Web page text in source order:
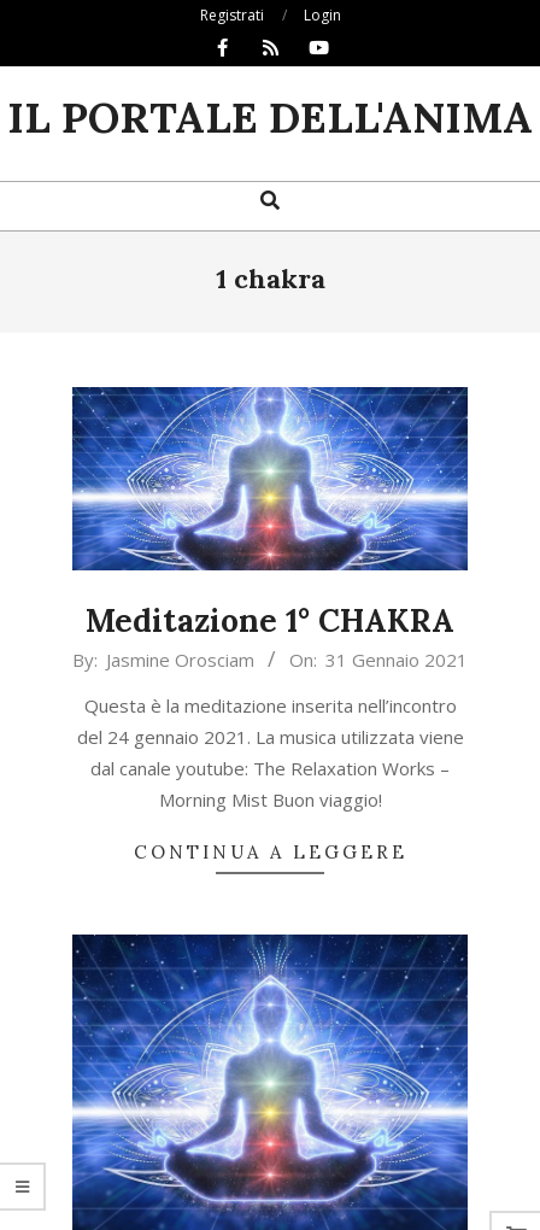
Registrati Login
IL PORTALE DELL'ANIMA
Navigation
Search
1 chakra
Meditazione 1° CHAKRA
2021-
31
By: Jasmine Orosciam On: 31 Gennaio 2021
Questa è la meditazione inserita nell’incontro
del 24 gennaio 2021. La musica utilizzata viene
dal canale youtube: The Relaxation Works –
Morning Mist Buon viaggio!
CONTINUA A LEGGERE